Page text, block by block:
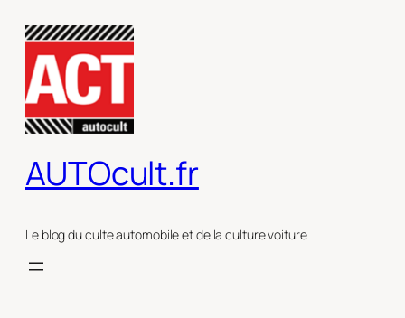
contenu
AUTOcult.fr
Le blog du culte automobile et de la culture voiture